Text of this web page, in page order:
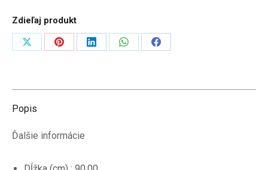
Zdieľaj produkt
ZdieľaťZdieľaťZdieľaťZdieľaťZdieľať
Popis
Ďalšie informácie